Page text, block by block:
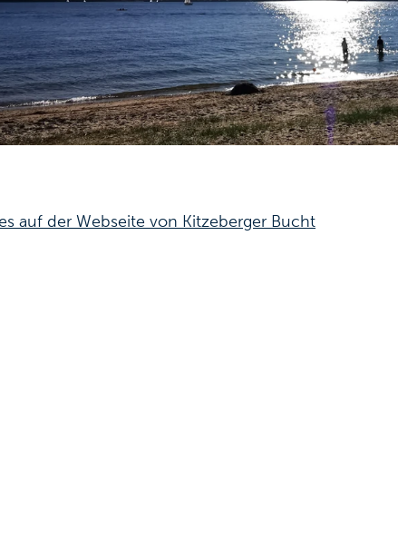
auf der Webseite von Kitzeberger Bucht